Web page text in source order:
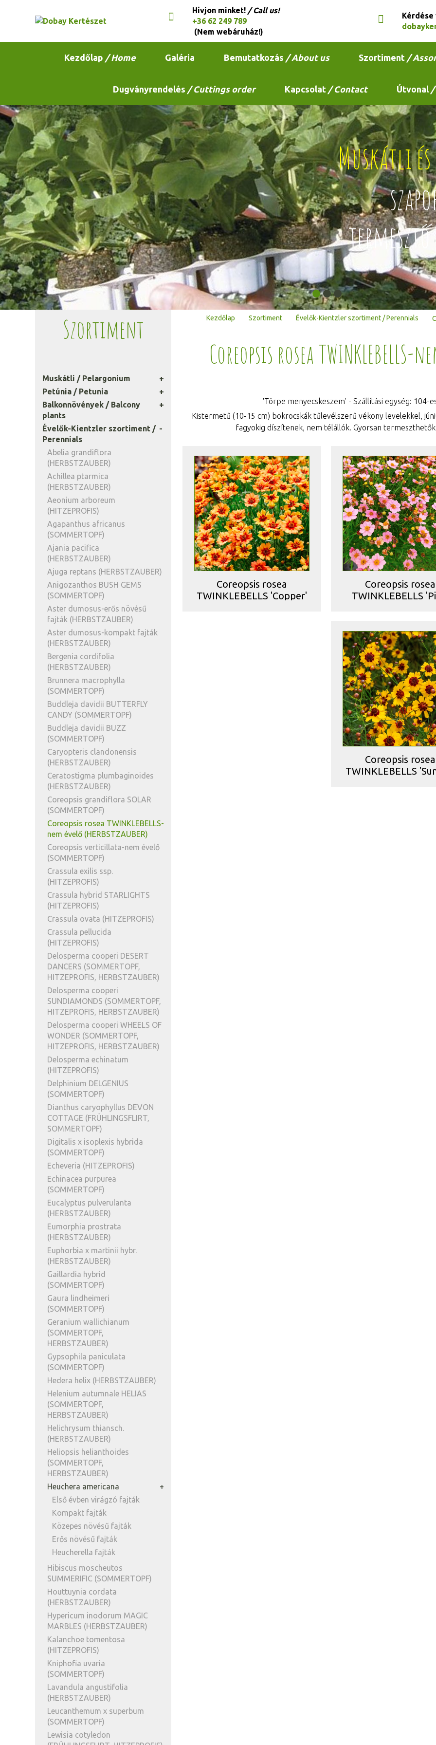
Hívjon minket! / Call us!
+36 62 249 789
(Nem webáruház!)
Kérdése
Kezdőlap / Home Galéria Bemutatkozás / About us Szortiment /
Dugványrendelés / Cuttings order Kapcsolat / Contact Útvonal /
Muskátli
termesztő
Szortiment
Muskátli / Pelargonium
Petúnia / Petunia
Balkonnövények / Balcony
plants
Évelők-Kientzler szortiment /
Perennials
Abelia grandiflora
(HERBSTZAUBER)
Achillea ptarmica
(HERBSTZAUBER)
Aeonium arboreum
(HITZEPROFIS)
Agapanthus africanus
(SOMMERTOPF)
Ajania pacifica
(HERBSTZAUBER)
Ajuga reptans (HERBSTZAUBER)
Anigozanthos BUSH GEMS
(SOMMERTOPF)
Aster dumosus-erős növésű
fajták (HERBSTZAUBER)
Aster dumosus-kompakt fajták
(HERBSTZAUBER)
Bergenia cordifolia
(HERBSTZAUBER)
Brunnera macrophylla
(SOMMERTOPF)
Buddleja davidii BUTTERFLY
CANDY (SOMMERTOPF)
Buddleja davidii BUZZ
(SOMMERTOPF)
Caryopteris clandonensis
(HERBSTZAUBER)
Ceratostigma plumbaginoides
(HERBSTZAUBER)
Coreopsis grandiflora SOLAR
(SOMMERTOPF)
Coreopsis rosea TWINKLEBELLS-
nem évelő (HERBSTZAUBER)
Coreopsis verticillata-nem évelő
(SOMMERTOPF)
Crassula exilis ssp.
(HITZEPROFIS)
Crassula hybrid STARLIGHTS
(HITZEPROFIS)
Crassula ovata (HITZEPROFIS)
Crassula pellucida
(HITZEPROFIS)
Delosperma cooperi DESERT
DANCERS (SOMMERTOPF,
HITZEPROFIS, HERBSTZAUBER)
Delosperma cooperi
SUNDIAMONDS (SOMMERTOPF,
HITZEPROFIS, HERBSTZAUBER)
Delosperma cooperi WHEELS OF
WONDER (SOMMERTOPF,
HITZEPROFIS, HERBSTZAUBER)
Delosperma echinatum
(HITZEPROFIS)
Delphinium DELGENIUS
(SOMMERTOPF)
Dianthus caryophyllus DEVON
COTTAGE (FRÜHLINGSFLIRT,
SOMMERTOPF)
Digitalis x isoplexis hybrida
(SOMMERTOPF)
Echeveria (HITZEPROFIS)
Echinacea purpurea
(SOMMERTOPF)
Eucalyptus pulverulanta
(HERBSTZAUBER)
Eumorphia prostrata
(HERBSTZAUBER)
Euphorbia x martinii hybr.
(HERBSTZAUBER)
Gaillardia hybrid
(SOMMERTOPF)
Gaura lindheimeri
(SOMMERTOPF)
Geranium wallichianum
(SOMMERTOPF,
HERBSTZAUBER)
Gypsophila paniculata
(SOMMERTOPF)
Hedera helix (HERBSTZAUBER)
Helenium autumnale HELIAS
(SOMMERTOPF,
HERBSTZAUBER)
Helichrysum thiansch.
(HERBSTZAUBER)
Heliopsis helianthoides
(SOMMERTOPF,
HERBSTZAUBER)
Heuchera americana
Első évben virágzó fajták
Kompakt fajták
Közepes növésű fajták
Erős növésű fajták
Heucherella fajták
Hibiscus moscheutos
SUMMERIFIC (SOMMERTOPF)
Houttuynia cordata
(HERBSTZAUBER)
Hypericum inodorum MAGIC
MARBLES (HERBSTZAUBER)
Kalanchoe tomentosa
(HITZEPROFIS)
Kniphofia uvaria
(SOMMERTOPF)
Lavandula angustifolia
(HERBSTZAUBER)
Leucanthemum x superbum
(SOMMERTOPF)
Lewisia cotyledon
Kezdőlap Szortiment Évelők-Kientzler szortiment / Perennials
Coreopsis rosea TWINKLEBELLS-
'Törpe menyecskeszem' - Szállítási egység: 104-
Kistermetű (10-15 cm) bokrocskák tűlevélszerű vékony levelekkel,
fagyokig díszítenek, nem télállók. Gyorsan
Coreopsis rosea
TWINKLEBELLS 'Copper'
Coreopsis rosea
TWINKLEBELLS
Coreopsis rosea
TWINKLEBELLS